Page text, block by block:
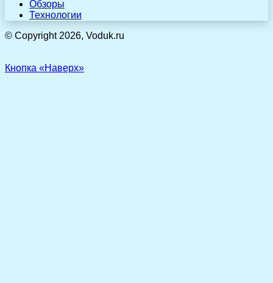
Обзоры
Технологии
© Copyright 2026, Voduk.ru
Кнопка «Наверх»